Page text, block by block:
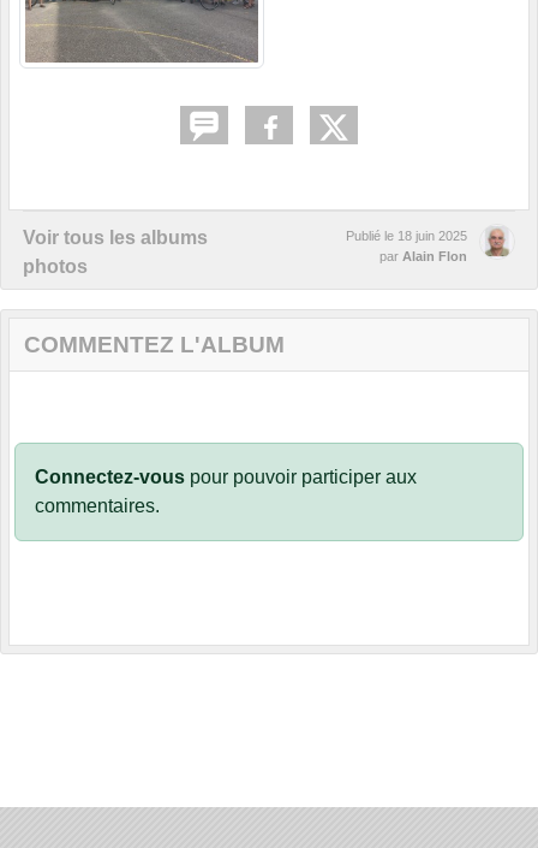
Voir tous les albums
photos
Publié le 18 juin 2025
par Alain Flon
COMMENTEZ L'ALBUM
Connectez-vous pour pouvoir participer aux
commentaires.